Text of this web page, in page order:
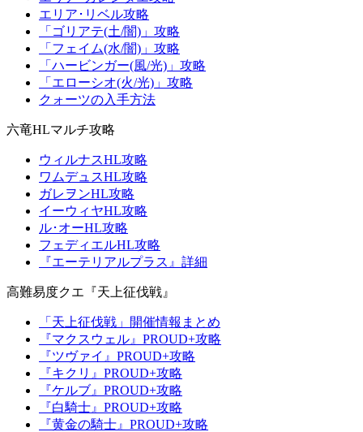
エリア･リベル攻略
「ゴリアテ(土/闇)」攻略
「フェイム(水/闇)」攻略
「ハービンガー(風/光)」攻略
「エローシオ(火/光)」攻略
クォーツの入手方法
六竜HLマルチ攻略
ウィルナスHL攻略
ワムデュスHL攻略
ガレヲンHL攻略
イーウィヤHL攻略
ル･オーHL攻略
フェディエルHL攻略
『エーテリアルプラス』詳細
高難易度クエ『天上征伐戦』
「天上征伐戦」開催情報まとめ
『マクスウェル』PROUD+攻略
『ツヴァイ』PROUD+攻略
『キクリ』PROUD+攻略
『ケルブ』PROUD+攻略
『白騎士』PROUD+攻略
『黄金の騎士』PROUD+攻略